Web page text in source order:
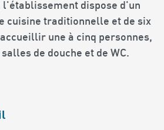
dispose d'un
cuisine traditionnelle et de six
une à cinq personnes,
de douche et de WC.